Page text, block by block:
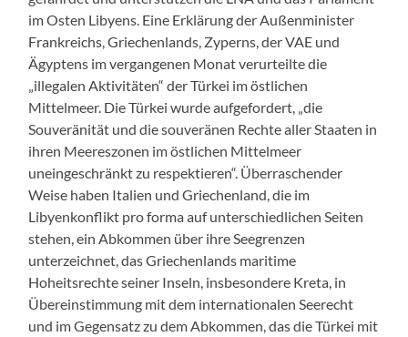
im Osten Libyens. Eine Erklärung der Außenminister
Frankreichs, Griechenlands, Zyperns, der VAE und
Ägyptens im vergangenen Monat verurteilte die
„illegalen Aktivitäten“ der Türkei im östlichen
Mittelmeer. Die Türkei wurde aufgefordert, „die
Souveränität und die souveränen Rechte aller Staaten in
ihren Meereszonen im östlichen Mittelmeer
uneingeschränkt zu respektieren“. Überraschender
Weise haben Italien und Griechenland, die im
Libyenkonflikt pro forma auf unterschiedlichen Seiten
stehen, ein Abkommen über ihre Seegrenzen
unterzeichnet, das Griechenlands maritime
Hoheitsrechte seiner Inseln, insbesondere Kreta, in
Übereinstimmung mit dem internationalen Seerecht
und im Gegensatz zu dem Abkommen, das die Türkei mit